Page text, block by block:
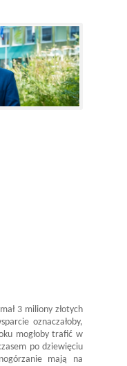
3 miliony złotych
oznaczałoby,
mogłoby trafić w
po dziewięciu
mają na